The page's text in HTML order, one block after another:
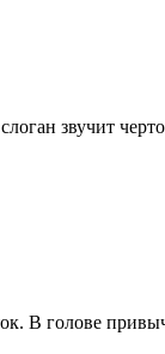
звучит
В голове